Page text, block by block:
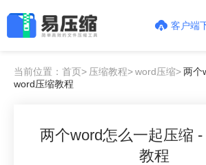
客户端
当前位置：首页> 压缩教程>word压缩>两个
word压缩教程
两个word怎么一起压缩
教程